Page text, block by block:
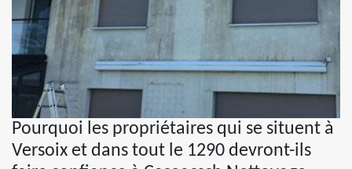
Pourquoi les propriétaires qui se situent à
Versoix et dans tout le 1290 devront-ils